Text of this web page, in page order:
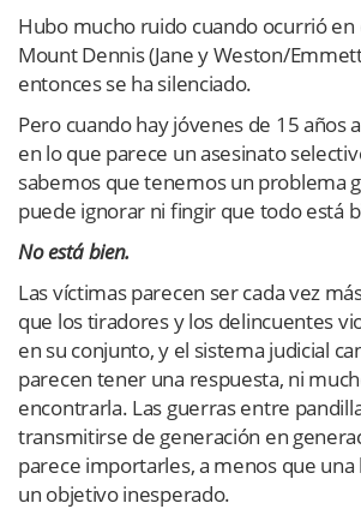
Hubo mucho ruido cuando ocurrió en
Mount Dennis (Jane y Weston/
entonces se ha silenciado.
Pero cuando hay jóvenes de 15 años
en lo que parece un asesinato
sabemos que tenemos un problema
puede ignorar ni fingir que todo está
No está bien.
Las víctimas parecen ser cada vez
que los tiradores y los delincuentes
en su conjunto, y el sistema judicial
parecen tener una respuesta, ni
encontrarla. Las guerras entre
transmitirse de generación en
parece importarles, a menos que una
un objetivo inesperado.